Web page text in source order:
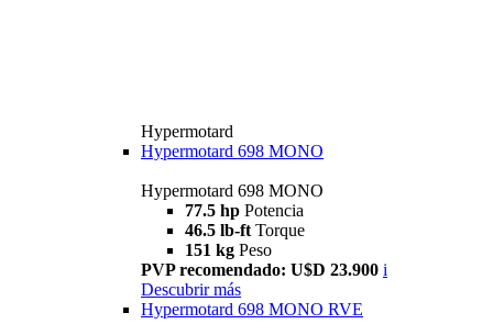
Hypermotard
Hypermotard 698 MONO
Hypermotard 698 MONO
77.5 hp Potencia
46.5 lb-ft Torque
151 kg Peso
PVP recomendado: U$D 23.900 i
Descubrir más
Hypermotard 698 MONO RVE